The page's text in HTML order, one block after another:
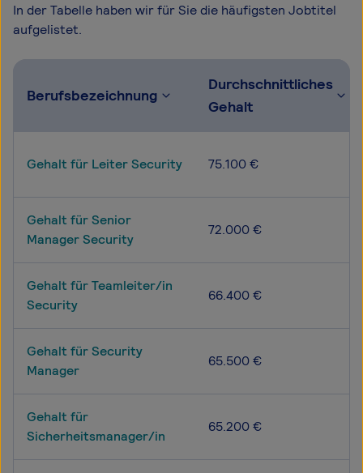
In der Tabelle haben wir für Sie die häufigsten Jobtitel
aufgelistet.
Berufsbezeichnung
Durchschnittliches
Gehalt
Gehalt für Leiter Security 75.100 €
Gehalt für Senior
Manager Security
72.000 €
Gehalt für Teamleiter/in
Security
66.400 €
Gehalt für Security
Manager
65.500 €
Gehalt für
Sicherheitsmanager/in
65.200 €